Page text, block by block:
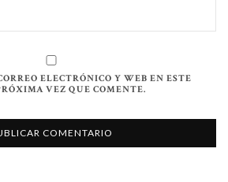
ELECTRÓNICO Y WEB EN ESTE
VEZ QUE COMENTE.